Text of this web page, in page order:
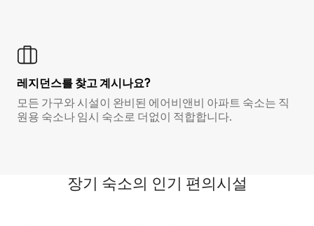
레지던스를 찾고 계시나요?
모든 가구와 시설이 완비된 에어비앤비 아파트 숙소는 직
원용 숙소나 임시 숙소로 더없이 적합합니다.
장기 숙소의 인기 편의시설